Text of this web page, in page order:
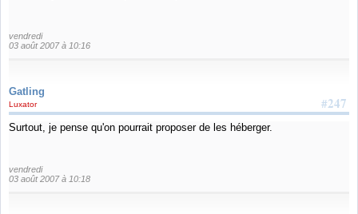
vendredi
03 août 2007 à 10:16
Gatling
#247
Luxator
Surtout, je pense qu'on pourrait proposer de les héberger.
vendredi
03 août 2007 à 10:18